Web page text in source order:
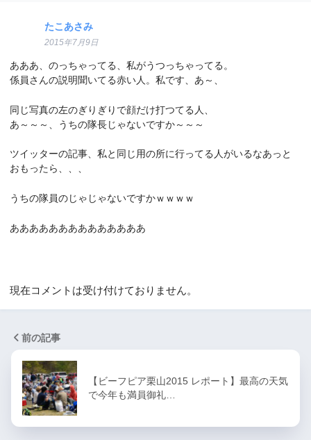
たこあさみ
2015年7月9日
あああ、のっちゃってる、私がうつっちゃってる。
係員さんの説明聞いてる赤い人。私です、あ～、
同じ写真の左のぎりぎりで顔だけ打つてる人、
あ～～～、うちの隊長じゃないですか～～～
ツイッターの記事、私と同じ用の所に行ってる人がいるなあっと
おもったら、、、
うちの隊員のじゃじゃないですかｗｗｗｗ
ああああああああああああああ
現在コメントは受け付けておりません。
前の記事
【ビーフピア栗山2015 レポート】最高の天気
で今年も満員御礼…